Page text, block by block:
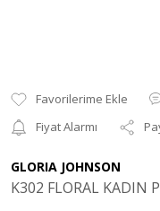
Fiyat Alarmı
GLORIA JOHNSON
K302 FLORAL KADIN